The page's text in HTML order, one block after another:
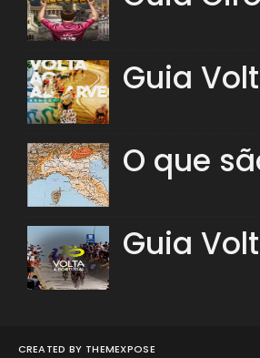
Guia
O que
Guia
CREATED BY THEMEXPOSE